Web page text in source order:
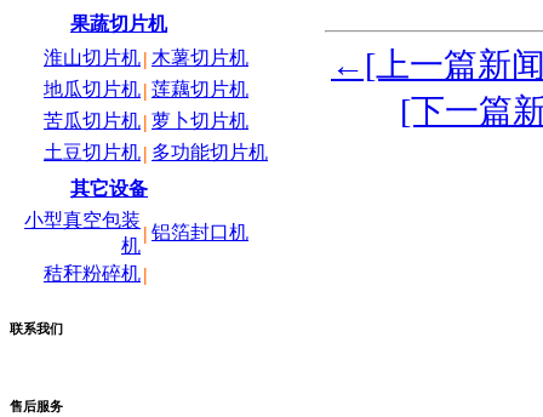
果蔬切片机
淮山切片机| 木薯切片机
地瓜切片机| 莲藕切片机
苦瓜切片机| 萝卜切片机
土豆切片机| 多功能切片机
其它设备
小型真空包装
机
| 铝箔封口机
秸秆粉碎机|
联系我们
售后服务
←[上一篇新
[下一篇